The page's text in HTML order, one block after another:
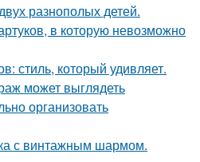
разнополых детей.
в которую невозможно
стиль, который удивляет.
может выглядеть
организовать
с винтажным шармом.